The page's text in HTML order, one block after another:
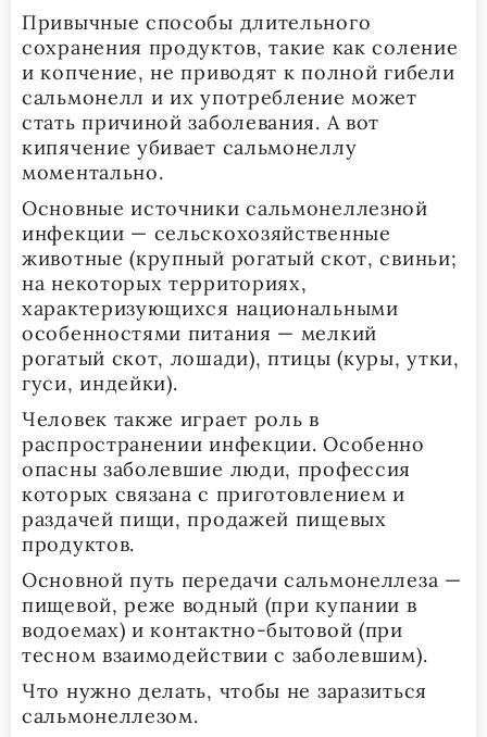
Привычные способы длительного
сохранения продуктов, такие как соление
и копчение, не приводят к полной гибели
сальмонелл и их употребление может
стать причиной заболевания. А вот
кипячение убивает сальмонеллу
моментально.
Основные источники сальмонеллезной
инфекции — сельскохозяйственные
животные (крупный рогатый скот, свиньи;
на некоторых территориях,
характеризующихся национальными
особенностями питания — мелкий
рогатый скот, лошади), птицы (куры, утки,
гуси, индейки).
Человек также играет роль в
распространении инфекции. Особенно
опасны заболевшие люди, профессия
которых связана с приготовлением и
раздачей пищи, продажей пищевых
продуктов.
Основной путь передачи сальмонеллеза —
пищевой, реже водный (при купании в
водоемах) и контактно-бытовой (при
тесном взаимодействии с заболевшим).
Что нужно делать, чтобы не заразиться
сальмонеллезом.